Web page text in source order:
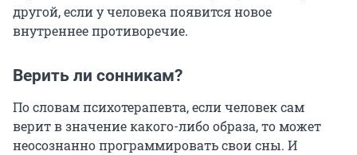
другой, если у человека появится новое
внутреннее противоречие.
Верить ли сонникам?
По словам психотерапевта, если человек сам
верит в значение какого-либо образа, то может
неосознанно программировать свои сны. И